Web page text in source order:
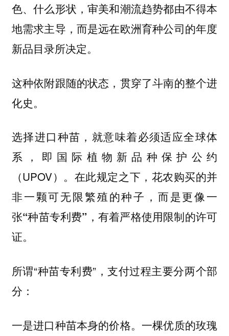
色、什么形状，审美和潮流趋势都由不得本
地需求主导，而是远在欧洲育种公司的年度
新品目录所决定。
这种依附跟随的状态，贯穿了斗南的整个进
化史。
选择进口种苗，就意味着必须适应全球体
系，即国际植物新品种保护公约
（UPOV）。在此规定之下，花农购买的并
非一颗可无限繁殖的种子，而是更像一
张“种苗专利费” ，有着严格使用限制的许可
证。
所谓“种苗专利费”，支付过程主要分两个部
分：
一是进口种苗本身的价格。 一棵优质的玫瑰